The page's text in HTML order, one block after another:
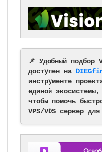
📌 Удобный подбор
доступен на
инструменте
единой
чтобы помочь
VPS/VDS сервер